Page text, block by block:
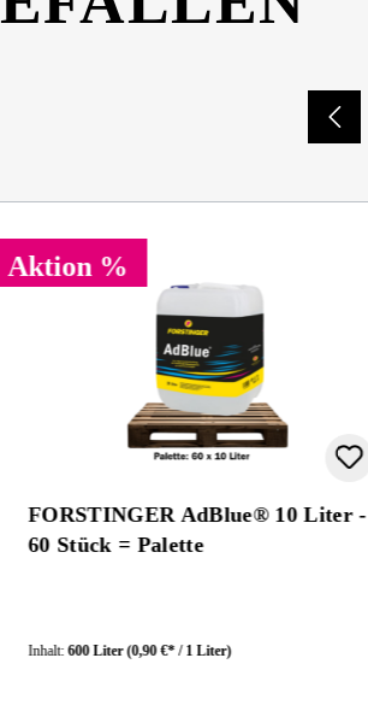
Aktion %
FORSTINGER AdBlue® 10 Liter -
60 Stück = Palette
Inhalt:600 Liter(0,90 €* / 1 Liter)